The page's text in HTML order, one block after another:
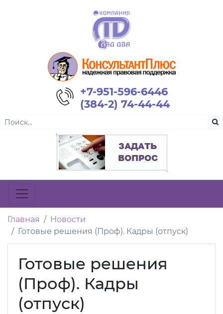
+7-951-596-6446
(384-2) 74-44-44
Главная
Новости
Готовые решения (Проф). Кадры (отпуск)
Готовые решения
(Проф). Кадры
(отпуск)